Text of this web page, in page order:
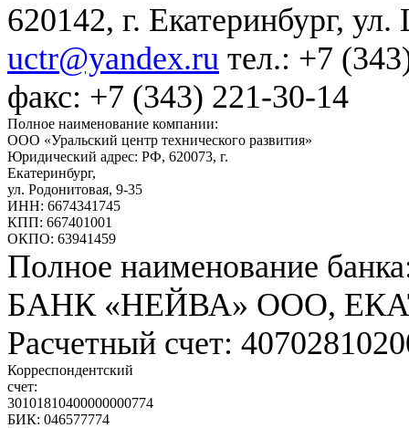
620142, г. Екатеринбург,
uctr@yandex.ru тел.: +7
факс: +7 (343) 221-30-14
Полное наименование компании:
ООО «Уральский центр технического развития»
Юридический адрес: РФ, 620073, г.
Екатеринбург,
ул. Родонитовая, 9-35
ИНН: 6674341745
КПП: 667401001
ОКПО: 63941459
Полное наименование
БАНК «НЕЙВА» ООО,
Расчетный счет:
Корреспондентский
счет:
30101810400000000774
БИК: 046577774